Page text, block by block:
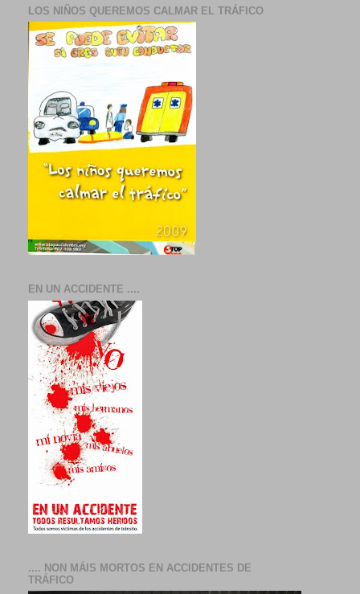
LOS NIÑOS QUEREMOS CALMAR EL TRÁFICO
EN UN ACCIDENTE ....
.... NON MÁIS MORTOS EN ACCIDENTES DE
TRÁFICO